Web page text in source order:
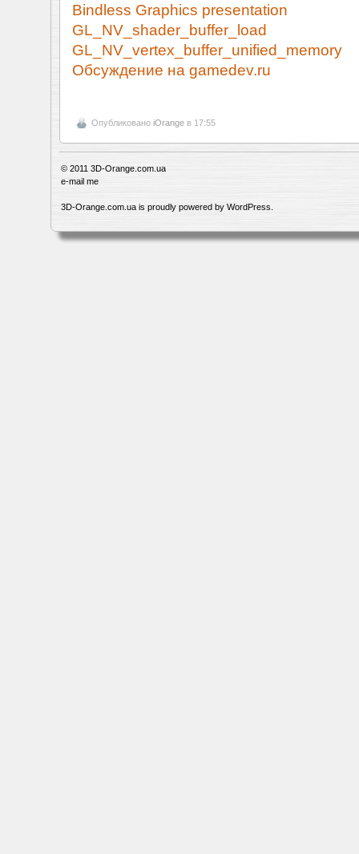
Bindless Graphics presentation
GL_NV_shader_buffer_load
GL_NV_vertex_buffer_unified_memory
Обсуждение на gamedev.ru
Опубликовано iOrangeв 17:55
© 2011 3D-Orange.com.ua
e-mail me
3D-Orange.com.ua is proudly powered by WordPress